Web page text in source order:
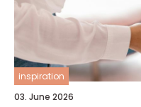
inspiration
03. June 2026